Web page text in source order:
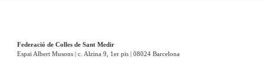
Federació de Colles de Sant Medir
Espai Albert Musons | c. Alzina 9, 1er pis | 08024 Barcelona